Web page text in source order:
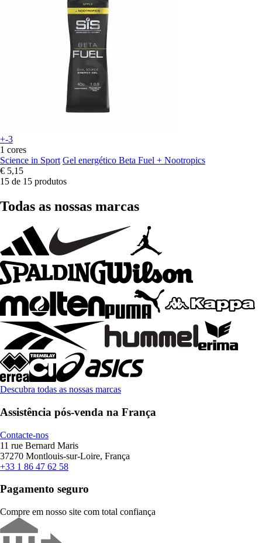
+-3
1 cores
Science in Sport Gel energético Beta Fuel + Nootropics
€ 5,15
15 de 15 produtos
Todas as nossas marcas
Descubra todas as nossas marcas
Assistência pós-venda na França
Contacte-nos
11 rue Bernard Maris
37270 Montlouis-sur-Loire, França
+33 1 86 47 62 58
Pagamento seguro
Compre em nosso site com total confiança